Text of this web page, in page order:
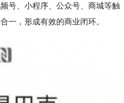
号、小程序、公众号、商城等触
一，形成有效的商业闭环。